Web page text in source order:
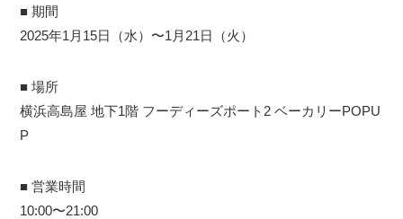
■ 期間
2025年1月15日（水）〜1月21日（火）
■ 場所
横浜高島屋 地下1階 フーディーズポート2 ベーカリーPOPU
P
■ 営業時間
10:00〜21:00